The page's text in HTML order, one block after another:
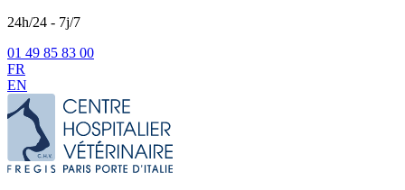
24h/24 - 7j/7
01 49 85 83 00
FR
EN